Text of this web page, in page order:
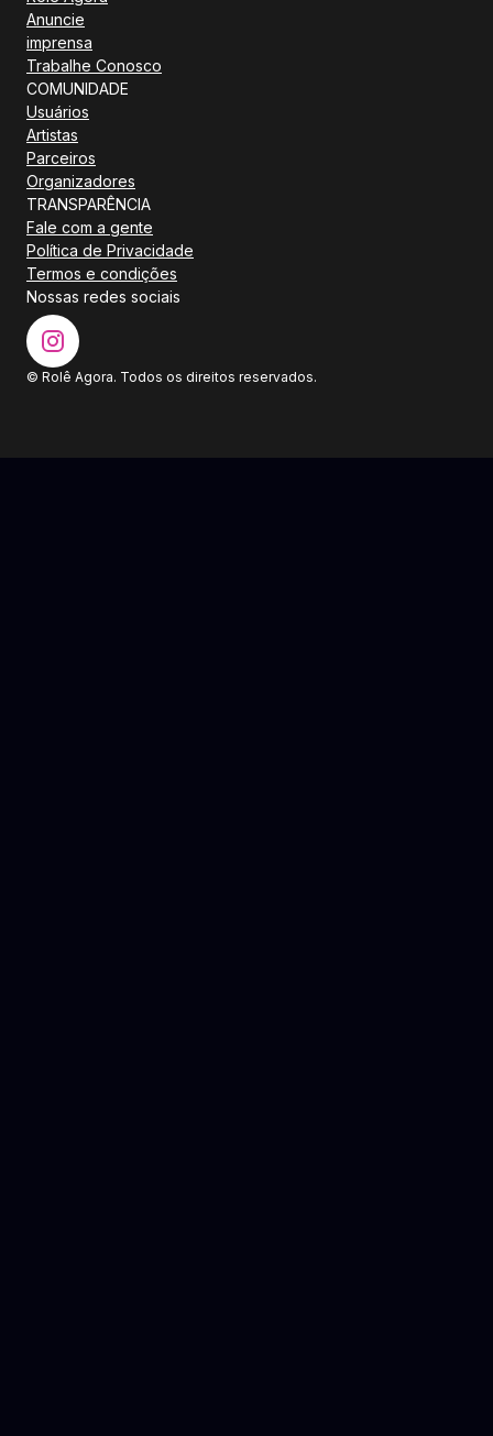
Anuncie
imprensa
Trabalhe Conosco
COMUNIDADE
Usuários
Artistas
Parceiros
Organizadores
TRANSPARÊNCIA
Fale com a gente
Política de Privacidade
Termos e condições
Nossas redes sociais
© Rolê Agora. Todos os direitos reservados.